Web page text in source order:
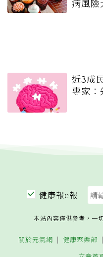
病風險
近3成
專家：
健康報e報
本站內容僅供參考，一
關於元氣網 健康聚樂部